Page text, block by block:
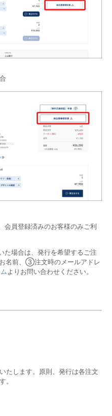
会員登録済みのお客様のみご利
た場合は、発行を希望するご注
前、③注文時のメールアドレ
よりお問い合わせください。
たします。原則、発行は各注文
。